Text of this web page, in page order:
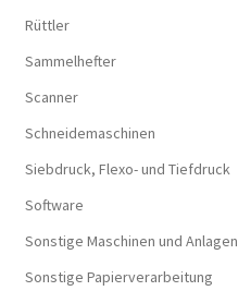
Rüttler
Sammelhefter
Scanner
Schneidemaschinen
Siebdruck, Flexo- und Tiefdruck
Software
Sonstige Maschinen und Anlagen
Sonstige Papierverarbeitung